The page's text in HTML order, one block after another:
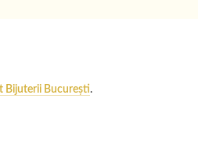
Bijuterii București.